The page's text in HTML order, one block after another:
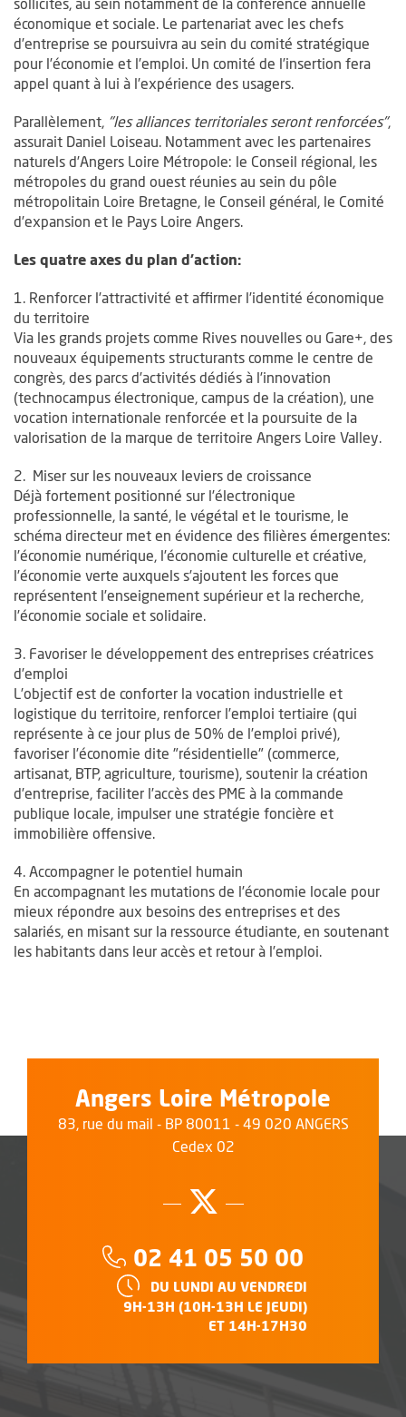
économique et sociale. Le partenariat avec les chefs
d’entreprise se poursuivra au sein du comité stratégique
pour l’économie et l’emploi. Un comité de l’insertion fera
appel quant à lui à l’expérience des usagers.
Parallèlement, "les alliances territoriales seront renforcées",
assurait Daniel Loiseau. Notamment avec les partenaires
naturels d’Angers Loire Métropole: le Conseil régional, les
métropoles du grand ouest réunies au sein du pôle
métropolitain Loire Bretagne, le Conseil général, le Comité
d’expansion et le Pays Loire Angers.
Les quatre axes du plan d’action:
1. Renforcer l’attractivité et affirmer l’identité économique
du territoire
Via les grands projets comme Rives nouvelles ou Gare+, des
nouveaux équipements structurants comme le centre de
congrès, des parcs d’activités dédiés à l’innovation
(technocampus électronique, campus de la création), une
vocation internationale renforcée et la poursuite de la
valorisation de la marque de territoire Angers Loire Valley.
2. Miser sur les nouveaux leviers de croissance
Déjà fortement positionné sur l’électronique
professionnelle, la santé, le végétal et le tourisme, le
schéma directeur met en évidence des filières émergentes:
l’économie numérique, l’économie culturelle et créative,
l’économie verte auxquels s’ajoutent les forces que
représentent l’enseignement supérieur et la recherche,
l’économie sociale et solidaire.
3. Favoriser le développement des entreprises créatrices
d’emploi
L’objectif est de conforter la vocation industrielle et
logistique du territoire, renforcer l’emploi tertiaire (qui
représente à ce jour plus de 50% de l’emploi privé),
favoriser l’économie dite "résidentielle" (commerce,
artisanat, BTP, agriculture, tourisme), soutenir la création
d’entreprise, faciliter l’accès des PME à la commande
publique locale, impulser une stratégie foncière et
immobilière offensive.
4. Accompagner le potentiel humain
En accompagnant les mutations de l’économie locale pour
mieux répondre aux besoins des entreprises et des
salariés, en misant sur la ressource étudiante, en soutenant
les habitants dans leur accès et retour à l’emploi.
Angers Loire Métropole
83, rue du mail - BP 80011 - 49 020 ANGERS
Cedex 02
Suivez-nous
, Ouvre une
Téléphone :
02 41 05 50 00
HORAIRES :
DU LUNDI AU VENDREDI
9H-13H (10H-13H LE JEUDI)
ET 14H-17H30